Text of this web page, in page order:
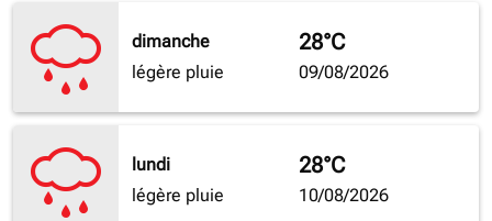
dimanche
légère pluie
28°C
09/08/2026
lundi
légère pluie
28°C
10/08/2026